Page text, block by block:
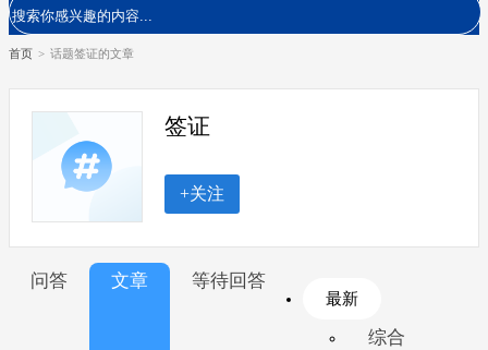
首页 > 话题签证的文章
签证
+关注
问答 文章 等待回答
最新
综合